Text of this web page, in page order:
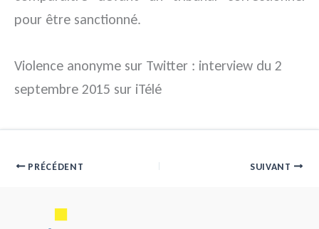
pour être sanctionné.
Violence anonyme sur Twitter : interview du 2
septembre 2015 sur iTélé
PRÉCÉDENT SUIVANT